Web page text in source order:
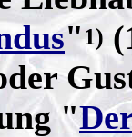
"1)
"